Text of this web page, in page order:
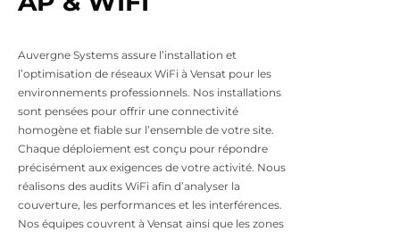
Auvergne Systems assure l’installation et
l’optimisation de réseaux WiFi à Vensat pour les
environnements professionnels. Nos installations
sont pensées pour offrir une connectivité
homogène et fiable sur l’ensemble de votre site.
Chaque déploiement est conçu pour répondre
précisément aux exigences de votre activité. Nous
réalisons des audits WiFi afin d’analyser la
couverture, les performances et les interférences.
Nos équipes couvrent à Vensat ainsi que les zones